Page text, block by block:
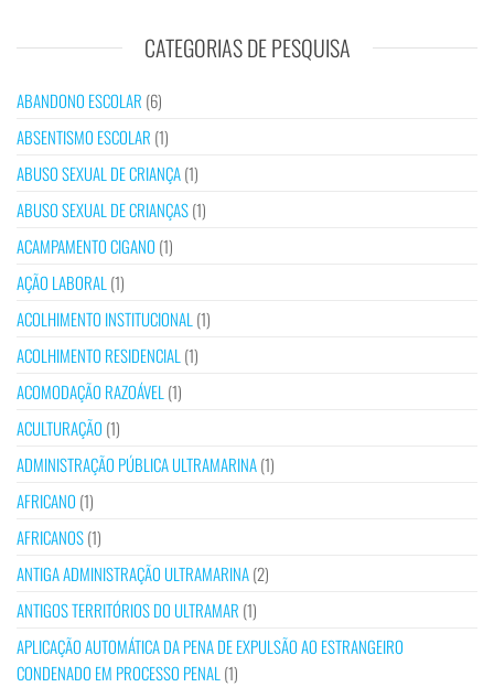
CATEGORIAS DE PESQUISA
ABANDONO ESCOLAR (6)
ABSENTISMO ESCOLAR (1)
ABUSO SEXUAL DE CRIANÇA(1)
ABUSO SEXUAL DE CRIANÇAS(1)
ACAMPAMENTO CIGANO (1)
AÇÃO LABORAL(1)
ACOLHIMENTO INSTITUCIONAL(1)
ACOLHIMENTO RESIDENCIAL(1)
ACOMODAÇÃO RAZOÁVEL(1)
ACULTURAÇÃO (1)
ADMINISTRAÇÃO PÚBLICA ULTRAMARINA(1)
AFRICANO (1)
AFRICANOS(1)
ANTIGA ADMINISTRAÇÃO ULTRAMARINA(2)
ANTIGOS TERRITÓRIOS DO ULTRAMAR (1)
APLICAÇÃO AUTOMÁTICA DA PENA DE EXPULSÃO AO ESTRANGEIRO
CONDENADO EM PROCESSO PENAL(1)